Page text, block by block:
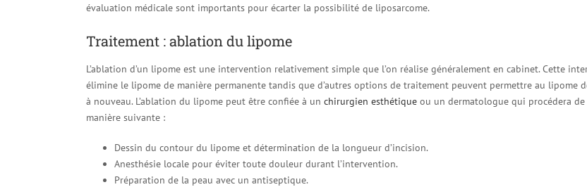
évaluation médicale sont importants pour écarter la possibilité de liposarcome.
Traitement : ablation du lipome
L’ablation d’un lipome est une intervention relativement simple que l’on réalise généralement en cabinet. Cette
élimine le lipome de manière permanente tandis que d’autres options de traitement peuvent permettre au lipome
à nouveau. L’ablation du lipome peut être confiée à un chirurgien esthétique ou un dermatologue qui procédera de
manière suivante :
Dessin du contour du lipome et détermination de la longueur d’incision.
Anesthésie locale pour éviter toute douleur durant l’intervention.
Préparation de la peau avec un antiseptique.